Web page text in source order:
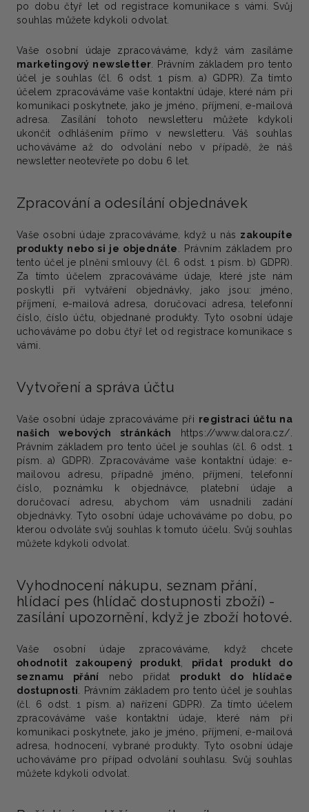
po dobu čtyř let od registrace komunikace s vámi. Svůj
souhlas můžete kdykoli odvolat.
Vaše osobní údaje zpracováváme, když vám zasíláme
marketingový newsletter
Právním základem pro tento
účel jesouhlas (čl. 6 odst. 1 písm. a) GDPR). Za tímto
účelem zpracováváme vaše kontaktní údaje, které nám při
komunikaci poskytnete, jako je jméno, příjmení, e-mailová
adresa. Zasílání tohoto newsletteru můžete kdykoli
ukončit odhlášením přímo v newsletteru. Váš souhlas
uchováváme až do odvolání nebo v případě, že náš
newsletter neotevřete po dobu 6 let.
Zpracování a odesílání objednávek
Vaše osobní údaje zpracováváme, když u nás zakoupíte
produkty nebo si je objednáte
Právním základem pro
tento účel je plnění smlouvy (čl. 6 odst. 1 písm. b) GDPR).
Za tímto účelem zpracováváme údaje, které jste nám
poskytli při vytváření objednávky, jako jsou: jméno,
příjmení, e-mailová adresa, doručovací adresa, telefonní
číslo, číslo účtu, objednané produkty. Tyto osobní údaje
uchováváme po dobu čtyř let od registrace komunikace s
vámi.
Vytvoření a správa účtu
Vaše osobní údaje zpracováváme při registraci účtu na
našich webových stránkách https://www.dalora.cz/.
Právním základem pro tento účel jesouhlas (čl. 6 odst. 1
písm. a) GDPR). Zpracováváme vaše kontaktní údaje: e-
mailovou adresu, případně jméno, příjmení, telefonní
číslo, poznámku k objednávce, platební údaje a
doručovací adresu, abychom vám usnadnili zadání
objednávky. Tyto osobní údaje uchováváme po dobu, po
kterou odvoláte svůj souhlas k tomuto účelu. Svůj souhlas
můžete kdykoli odvolat.
Vyhodnocení nákupu, seznam přání,
hlídací pes (hlídač dostupnosti zboží) -
zasílání upozornění, když je zboží hotové.
Vaše osobní údaje zpracováváme, když chcete
ohodnotit zakoupený produkt
přidat produkt do
seznamu přání nebo přidat produkt do hlídače
dostupnosti
Právním základem pro tento účel jesouhlas
(čl. 6 odst. 1 písm. a) nařízení GDPR). Za tímto účelem
zpracováváme vaše kontaktní údaje, které nám při
komunikaci poskytnete, jako je jméno, příjmení, e-mailová
adresa, hodnocení, vybrané produkty. Tyto osobní údaje
uchováváme pro případ odvolání souhlasu. Svůj souhlas
můžete kdykoli odvolat.